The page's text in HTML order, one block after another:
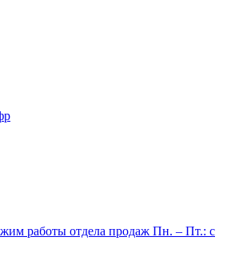
работы отдела продаж Пн. – Пт.: с